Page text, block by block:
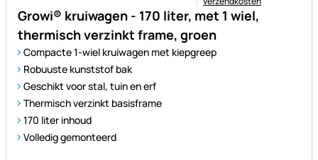
Growi® kruiwagen - 170 liter, met 1 wiel,
thermisch verzinkt frame, groen
Compacte 1-wiel kruiwagen met kiepgreep
Robuuste kunststof bak
Geschikt voor stal, tuin en erf
Thermisch verzinkt basisframe
170 liter inhoud
Volledig gemonteerd